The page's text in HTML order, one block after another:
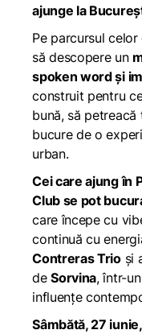
ajunge la
Pe parcursul
să descopere un
spoken word și
construit pentru
bună, să
bucure de o
urban.
Cei care ajung în
Club se pot
care începe cu
continuă cu
Contreras Trioși
deSorvina, într-
influențe
Sâmbătă, 27